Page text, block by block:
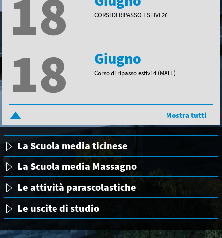
18 CORSI DI RIPASSO ESTIVI 26
18 Giugno
Corso di ripasso estivi 4 (MATE)
Mostra tutti
La Scuola media ticinese
La Scuola media Massagno
Le attività parascolastiche
Le uscite di studio